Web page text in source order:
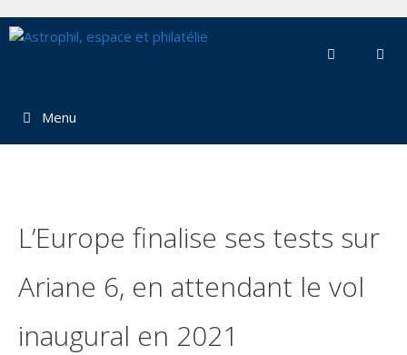
au
Menu
L’Europe finalise ses tests sur
Ariane 6, en attendant le vol
inaugural en 2021